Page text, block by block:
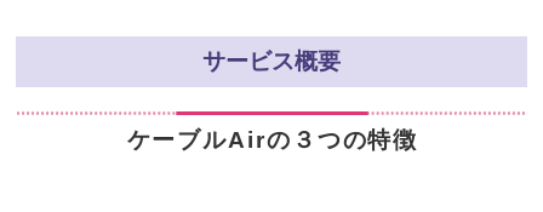
サービス概要
ケーブルAirの３つの特徴